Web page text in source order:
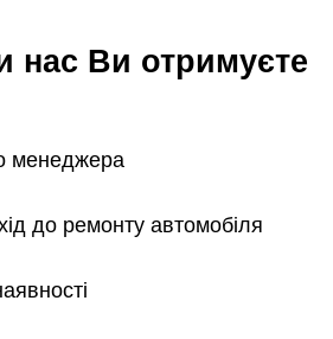
нас Ви отримуєте
менеджера
до ремонту автомобіля